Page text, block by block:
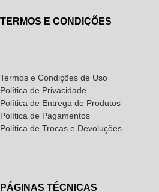
TERMOS E CONDIÇÕES
Termos e Condições de Uso
Política de Privacidade
Política de Entrega de Produtos
Política de Pagamentos
Política de Trocas e Devoluções
PÁGINAS TÉCNICAS